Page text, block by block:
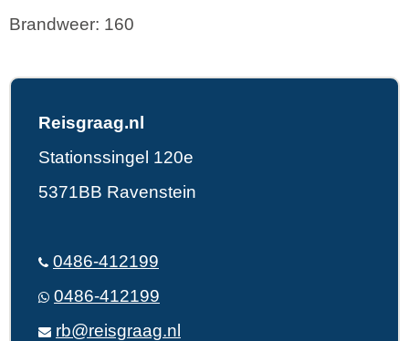
Brandweer: 160
Reisgraag.nl
Stationssingel 120e
5371BB Ravenstein
0486-412199
0486-412199
rb@reisgraag.nl